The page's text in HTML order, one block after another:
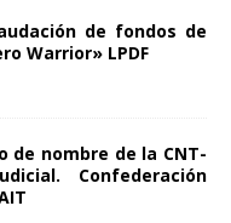
de fondos de
Warrior» LPDF
de nombre de la CNT-
Confederación